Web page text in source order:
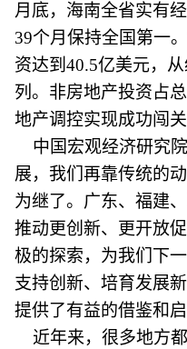
月底，海南全省实有
39个月保持全国第一
资达到40.5亿美元，
列。非房地产投资占
地产调控实现成功闯关
中国宏观经济研究
展，我们再靠传统的
为继了。广东、福建
推动更创新、更开放
极的探索，为我们下
支持创新、培育发展
提供了有益的借鉴和启
近年来，很多地方